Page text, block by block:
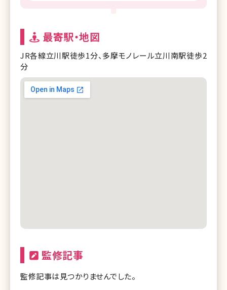
最寄駅・地図
JR各線立川駅徒歩1分、多摩モノレール立川南駅徒歩2
分
監修記事
監修記事は見つかりませんでした。